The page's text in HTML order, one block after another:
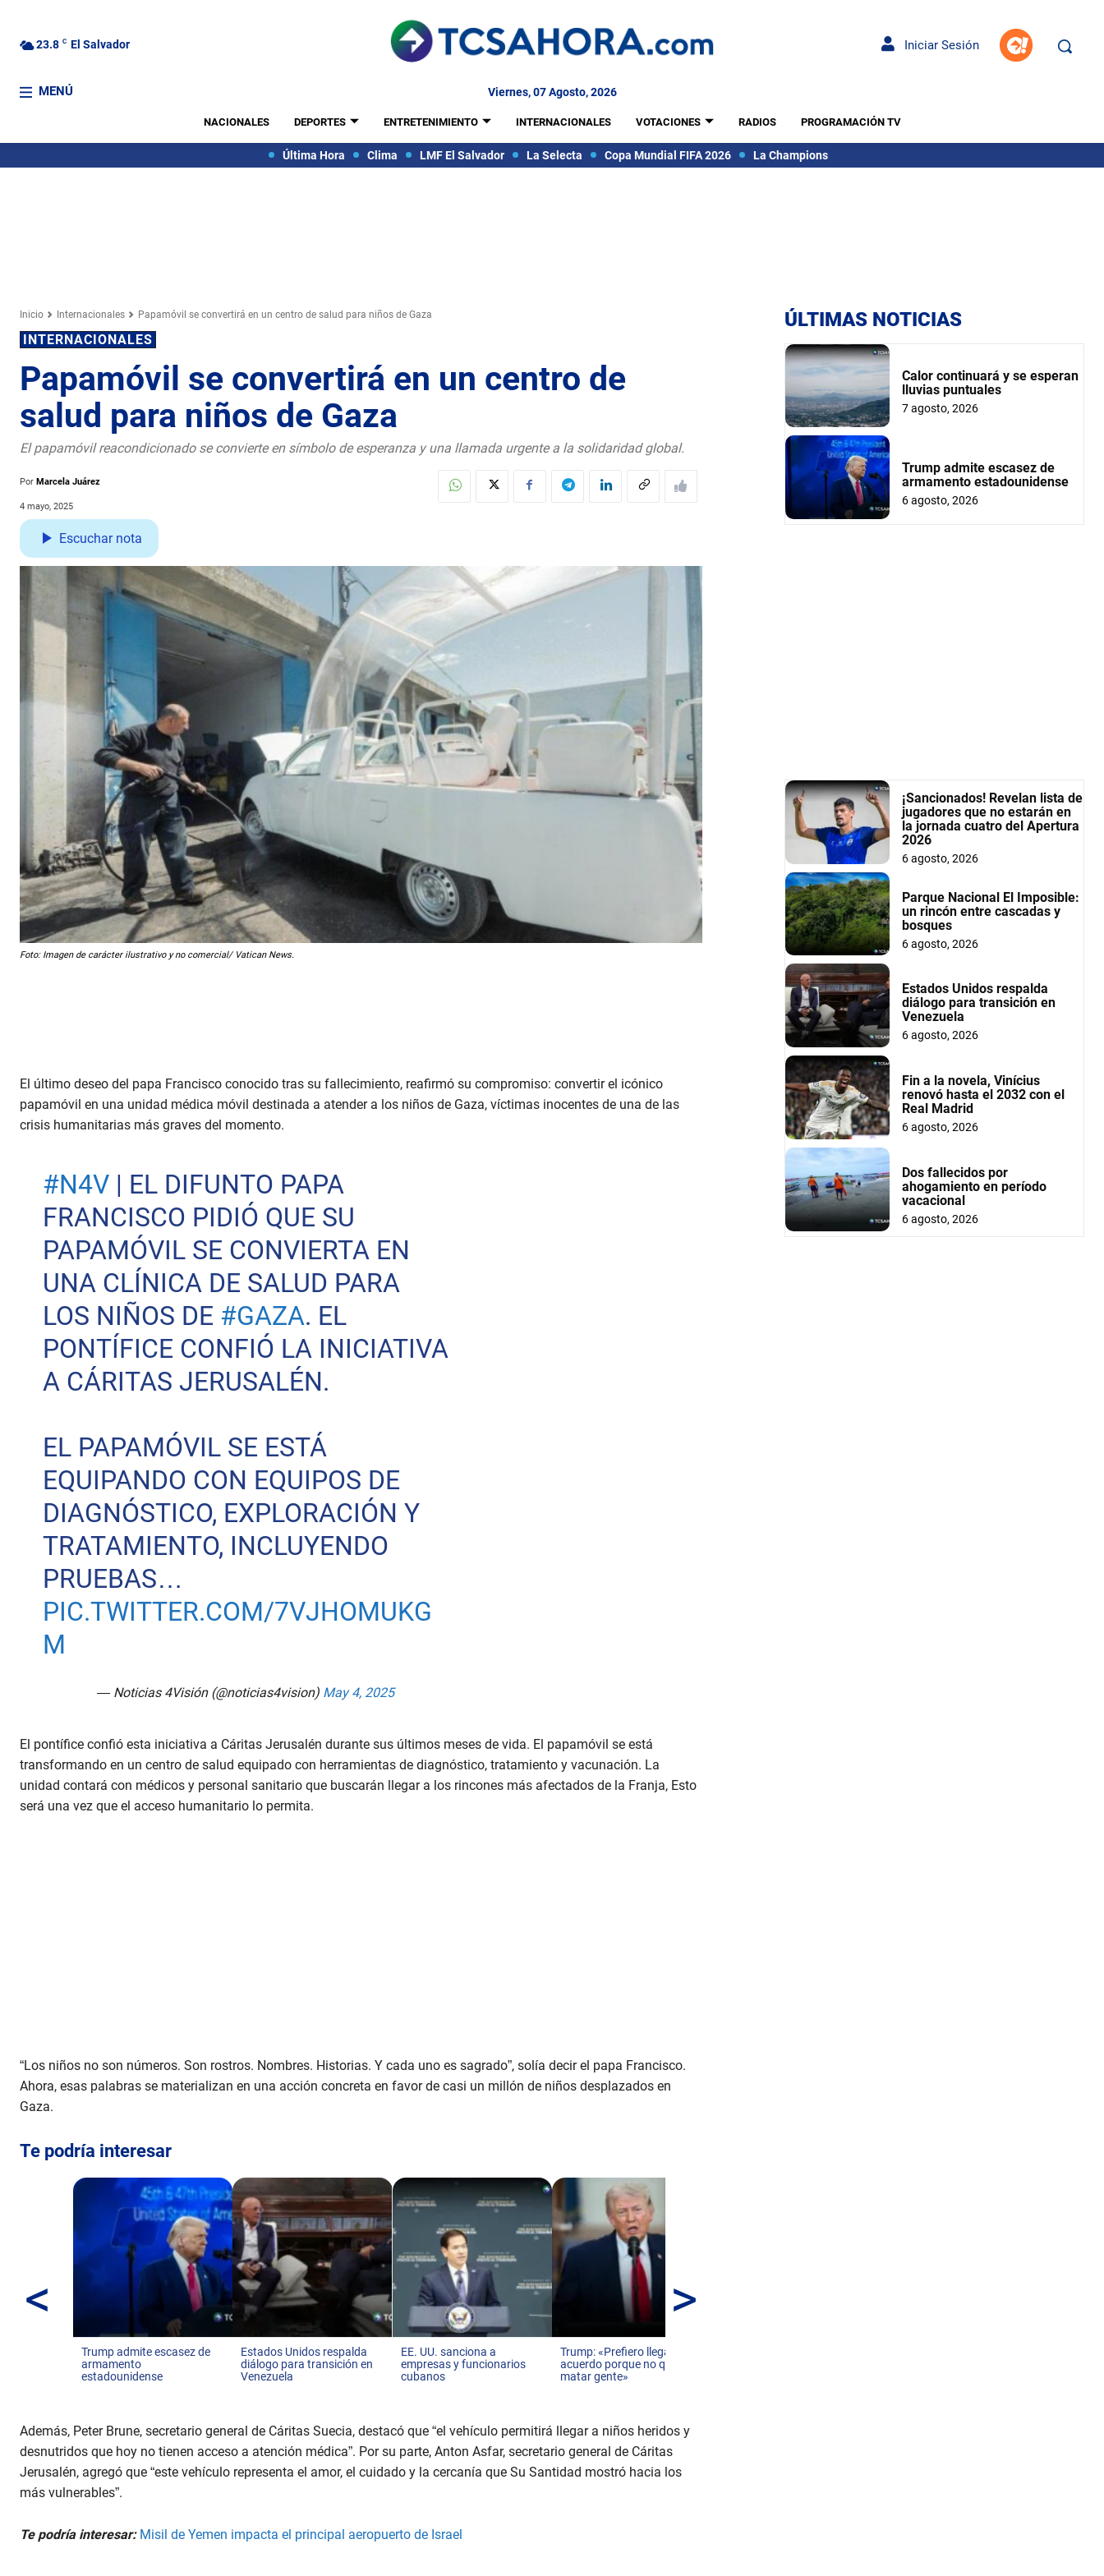
23.8 C El Salvador Iniciar Sesión
MENÚ Viernes, 07 Agosto, 2026
NACIONALES DEPORTES ENTRETENIMIENTO INTERNACIONALES VOTACIONES RADIOS PROGRAMACIÓN TV
Última Hora Clima LMF El Salvador La Selecta Copa Mundial FIFA 2026 La Champions
Inicio Internacionales Papamóvil se convertirá en un centro de salud para niños de Gaza
INTERNACIONALES
Papamóvil se convertirá en un centro de
salud para niños de Gaza
El papamóvil reacondicionado se convierte en símbolo de esperanza y una llamada urgente a la solidaridad global.
Por Marcela Juárez
4 mayo, 2025
Escuchar nota
Foto: Imagen de carácter ilustrativo y no comercial/ Vatican News.
El último deseo del papa Francisco conocido tras su fallecimiento, reafirmó su compromiso: convertir el icónico
papamóvil en una unidad médica móvil destinada a atender a los niños de Gaza, víctimas inocentes de una de las
crisis humanitarias más graves del momento.
#N4V| EL DIFUNTO PAPA
FRANCISCO PIDIÓ QUE SU
PAPAMÓVIL SE CONVIERTA EN
UNA CLÍNICA DE SALUD PARA
LOS NIÑOS DE #GAZA. EL
PONTÍFICE CONFIÓ LA INICIATIVA
A CÁRITAS JERUSALÉN.
EL PAPAMÓVIL SE ESTÁ
EQUIPANDO CON EQUIPOS DE
DIAGNÓSTICO, EXPLORACIÓN Y
TRATAMIENTO, INCLUYENDO
PRUEBAS…
PIC.TWITTER.COM/7VJHOMUKG
M
— Noticias 4Visión (@noticias4vision) May 4, 2025
El pontífice confió esta iniciativa a Cáritas Jerusalén durante sus últimos meses de vida. El papamóvil se está
transformando en un centro de salud equipado con herramientas de diagnóstico, tratamiento y vacunación. La
unidad contará con médicos y personal sanitario que buscarán llegar a los rincones más afectados de la Franja, Esto
será una vez que el acceso humanitario lo permita.
“Los niños no son números. Son rostros. Nombres. Historias. Y cada uno es sagrado”, solía decir el papa Francisco.
Ahora, esas palabras se materializan en una acción concreta en favor de casi un millón de niños desplazados en
Gaza.
Te podría interesar
<
Trump admite escasez de
armamento
estadounidense
Estados Unidos respalda
diálogo para transición en
Venezuela
EE. UU. sanciona a
empresas y funcionarios
cubanos
Trump: «Prefiero llegar a un
acuerdo porque no quiero
matar gente»
>
Además, Peter Brune, secretario general de Cáritas Suecia, destacó que “el vehículo permitirá llegar a niños heridos y
desnutridos que hoy no tienen acceso a atención médica”. Por su parte, Anton Asfar, secretario general de Cáritas
Jerusalén, agregó que “este vehículo representa el amor, el cuidado y la cercanía que Su Santidad mostró hacia los
más vulnerables”.
Te podría interesar: Misil de Yemen impacta el principal aeropuerto de Israel
ÚLTIMAS NOTICIAS
Calor continuará y se esperan
lluvias puntuales
7 agosto, 2026
Trump admite escasez de
armamento estadounidense
6 agosto, 2026
¡Sancionados! Revelan lista de
jugadores que no estarán en
la jornada cuatro del Apertura
2026
6 agosto, 2026
Parque Nacional El Imposible:
un rincón entre cascadas y
bosques
6 agosto, 2026
Estados Unidos respalda
diálogo para transición en
Venezuela
6 agosto, 2026
Fin a la novela, Vinícius
renovó hasta el 2032 con el
Real Madrid
6 agosto, 2026
Dos fallecidos por
ahogamiento en período
vacacional
6 agosto, 2026